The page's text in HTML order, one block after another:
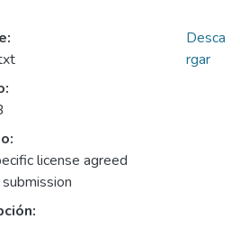
license agreed
Desca
rgar